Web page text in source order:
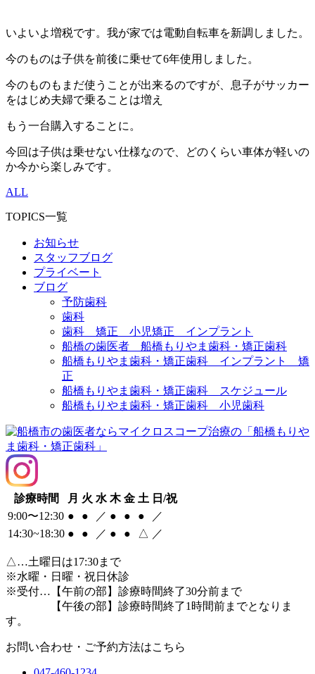
いよいよ増税です。我が家では電動自転車を新調しました。
今のものは子供を前後に乗せて6年使用しました。
今のものもまだ使うことが出来るのですが、息子がサッカー
をはじめ夫婦で乗ることは増え
もう一台購入することに。
今回は子供は乗せない仕様なので、どのくらい車体が軽いの
か今から楽しみです。
ALL
TOPICS一覧
お知らせ
スタッフブログ
プライベート
ブログ
予防歯科
歯科
歯科 矯正 小児矯正 インプラント
船橋の歯医者 船橋もりやま歯科・矯正歯科
船橋もりやま歯科・矯正歯科 インプラント 矯
正
船橋もりやま歯科・矯正歯科 スケジュール
船橋もりやま歯科・矯正歯科 小児歯科
診療時間 月 火 水 木 金 土 日/祝
9:00〜12:30 ● ● ／ ● ● ●
／
14:30~18:30 ● ● ／ ● ● △ ／
△…土曜日は17:30まで
※水曜・日曜・祝日休診
※受付…【午前の部】診療時間終了30分前まで
【午後の部】診療時間終了1時間前までとなりま
す。
お問い合わせ・ご予約方法はこちら